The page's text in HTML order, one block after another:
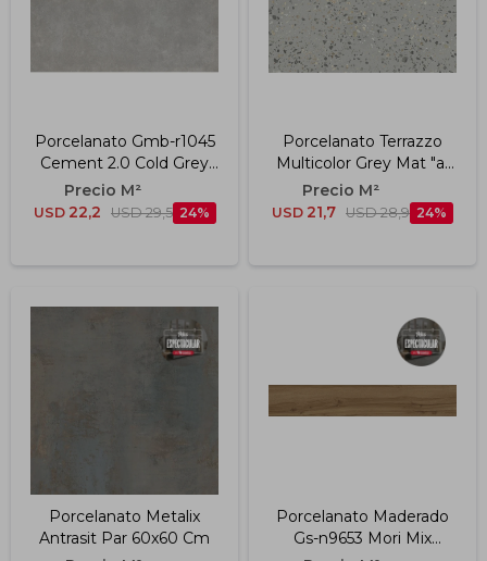
Porcelanato Gmb-r1045
Cement 2.0 Cold Grey
"a" 60x120 Cm
USD 22,2 USD 29,5 24
Porcelanato Terrazzo
Multicolor Grey Mat "a"
60x120 Cm
USD 21,7 USD 28,9 24
Porcelanato Metalix
Antrasit Par 60x60 Cm
Porcelanato Maderado
Gs-n9653 Mori Mix